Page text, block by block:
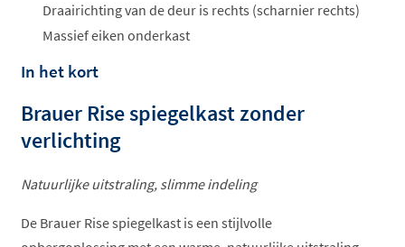
Draairichting van de deur is rechts (scharnier rechts)
Massief eiken onderkast
In het kort
Brauer Rise spiegelkast zonder
verlichting
Natuurlijke uitstraling, slimme indeling
De Brauer Rise spiegelkast is een stijlvolle